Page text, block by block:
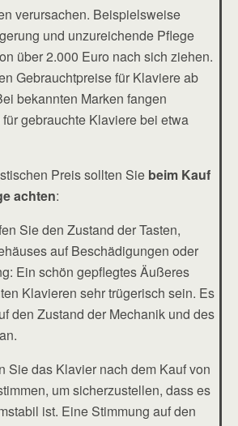
verursachen. Beispielsweise
und unzureichende Pflege
über 2.000 Euro nach sich ziehen.
Gebrauchtpreise für Klaviere ab
bekannten Marken fangen
gebrauchte Klaviere bei etwa
Preis sollten Sie beim Kauf
achten:
Sie den Zustand der Tasten,
auf Beschädigungen oder
Ein schön gepflegtes Äußeres
Klavieren sehr trügerisch sein. Es
den Zustand der Mechanik und des
Sie das Klavier nach dem Kauf von
um sicherzustellen, dass es
ist. Eine Stimmung auf den